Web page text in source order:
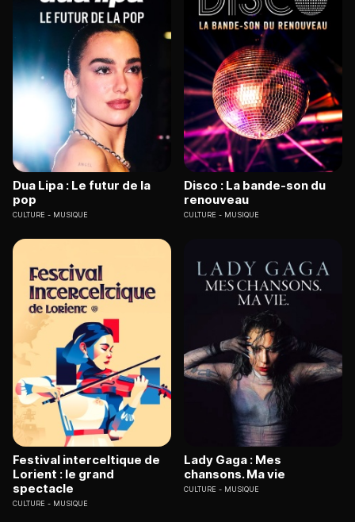
Dua Lipa : Le futur de la
pop
CULTURE MUSIQUE
Disco : La bande-son du
renouveau
CULTURE MUSIQUE
Festival interceltique de
Lorient : le grand
spectacle
CULTURE MUSIQUE
Lady Gaga : Mes
chansons. Ma vie
CULTURE MUSIQUE